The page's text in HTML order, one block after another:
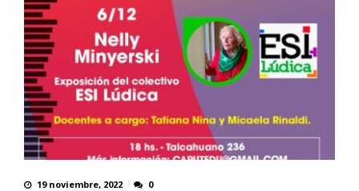
19 noviembre, 2022 0